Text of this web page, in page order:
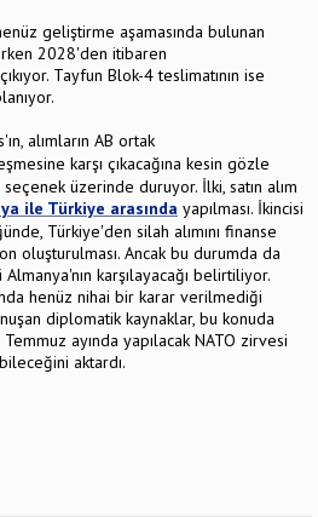
geliştirme aşamasında bulunan
erken 2028'den itibaren
Tayfun Blok-4 teslimatının ise
alımların AB ortak
karşı çıkacağına kesin gözle
üzerinde duruyor. İlki, satın alım
ile Türkiye arasında yapılması. İkincisi
Türkiye'den silah alımını finanse
oluşturulması. Ancak bu durumda da
karşılayacağı belirtiliyor.
henüz nihai bir karar verilmediği
diplomatik kaynaklar, bu konuda
ayında yapılacak NATO zirvesi
aktardı.